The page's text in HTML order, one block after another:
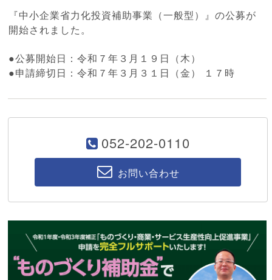
『中小企業省力化投資補助事業（一般型）』の公募が
開始されました。
●公募開始日：令和７年３月１９日（木）
●申請締切日：令和７年３月３１日（金） １７時
052-202-0110
お問い合わせ